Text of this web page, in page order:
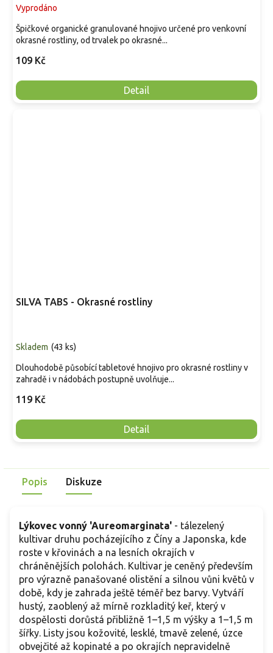
Vyprodáno
109 Kč
Detail
Špičkové organické granulované hnojivo určené pro venkovní
okrasné rostliny, od trvalek po okrasné...
SILVA TABS - Okrasné rostliny
Skladem (43 ks)
119 Kč
Detail
Dlouhodobě působící tabletové hnojivo pro okrasné rostliny v
zahradě i v nádobách postupně uvolňuje...
Popis Diskuze
Lýkovec vonný 'Aureomarginata' - tálezelený
kultivar druhu pocházejícího z Číny a Japonska, kde
roste v křovinách a na lesních okrajích v
chráněnějších polohách. Kultivar je ceněný především
pro výrazně panašované olistění a silnou vůni květů v
době, kdy je zahrada ještě téměř bez barvy. Vytváří
hustý, zaoblený až mírně rozkladitý keř, který v
dospělosti dorůstá přibližně 1–1,5 m výšky a 1–1,5 m
šířky. Listy jsou kožovité, lesklé, tmavě zelené, úzce
obvejčité až kopinaté a po okrajích nepravidelně